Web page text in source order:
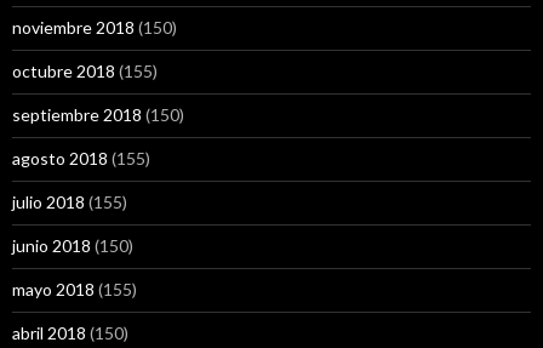
noviembre 2018 (150)
octubre 2018 (155)
septiembre 2018 (150)
agosto 2018 (155)
julio 2018 (155)
junio 2018 (150)
mayo 2018 (155)
abril 2018 (150)